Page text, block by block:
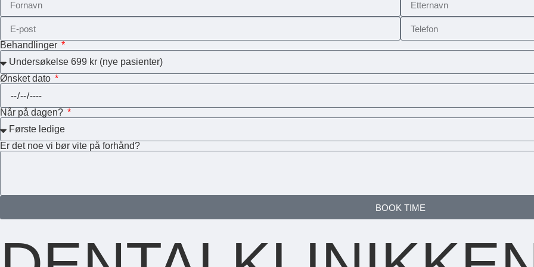
Behandlinger
Ønsket dato
Når på dagen?
Er det noe vi bør vite på forhånd?
BOOK TIME